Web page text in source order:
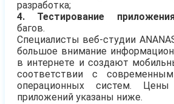
разработка;
4. Тестирование
багов.
Специалисты веб-студии
большое внимание
в интернете и создают
соответствии с
операционных систем. Цены
приложений указаны ниже.